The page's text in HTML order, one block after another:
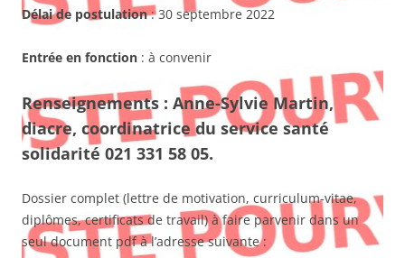
Délai de postulation: 30 septembre 2022
Entrée en fonction : à convenir
Renseignements : Anne-Sylvie Martin,
diacre, coordinatrice du service santé
solidarité 021 331 58 05.
Dossier complet (lettre de motivation, curriculum-vitae,
diplômes, certificats de travail) à faire parvenir dans un
seul document pdf à l’adresse suivante :